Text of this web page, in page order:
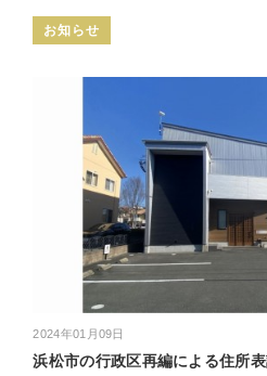
お知らせ
2024年01月09日
浜松市の行政区再編による住所